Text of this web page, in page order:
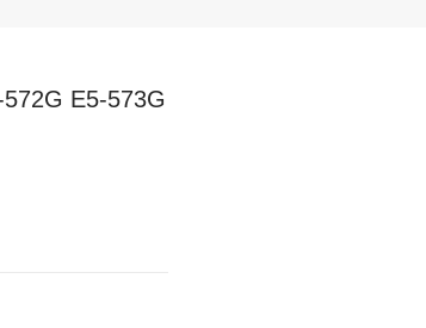
E5-573G